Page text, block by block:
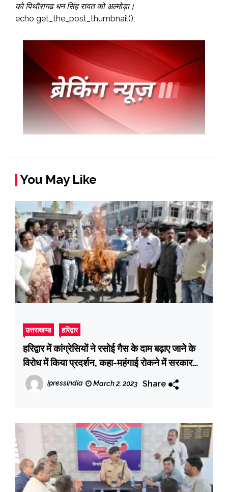
को पिथौरागढ धन सिंह रावत को अल्मोड़ा।
echo get_the_post_thumbnail();
You May Like
उत्तराखण्ड हरिद्वार
हरिद्वार में कांग्रेसियों ने रसोई गैस के दाम बढ़ाए जाने के
विरोध में किया प्रदर्शन, कहा-महंगाई रोकने में सरकार
फेल
ipressindia March 2, 2023 Share